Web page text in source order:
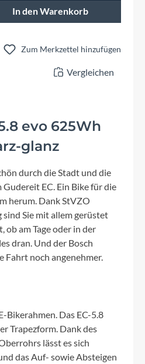
den gewünschten
In den Warenkorb
Zum Merkzettel hinzufügen
Vergleichen
evo 625Wh
glanz
durch die Stadt und die
EC. Ein Bike für die
herum. Dank StVZO
Sie mit allem gerüstet
ob am Tage oder in der
dran. Und der Bosch
Fahrt noch angenehmer.
Das EC-5.8
Trapezform. Dank des
lässt es sich
das Auf- sowie Absteigen